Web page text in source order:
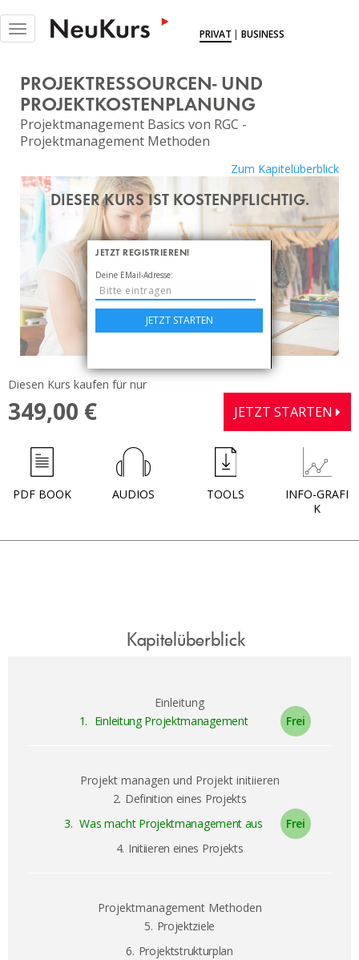
DOKUS
EXPERTINNEN
BLOG
ÜBER UNS
LOGIN
Toggle
navigation
NEUKURS - Einfach Lernen
PRIVAT | BUSINESS
PROJEKTRESSOURCEN- UND
PROJEKTKOSTENPLANUNG
Projektmanagement Basics von RGC -
Projektmanagement Methoden
Zum Kapitelüberblick
DIESER KURS IST KOSTENPFLICHTIG.
JETZT REGISTRIEREN!
Deine EMail-Adresse:
JETZT STARTEN
Diesen Kurs kaufen für nur
349,00 € JETZT STARTEN
PDF BOOK AUDIOS TOOLS
INFO-GRAFI
K
Kapitelüberblick
Einleitung
1. Einleitung Projektmanagement
Projekt managen und Projekt initiieren
2. Definition eines Projekts
3. Was macht Projektmanagement aus
4. Initiieren eines Projekts
Projektmanagement Methoden
5. Projektziele
6. Projektstrukturplan